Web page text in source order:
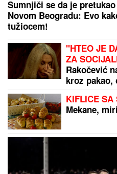
JOŠ JEDNA DETONACIJA
traga za počiniocem
"ŽIVOT
SVOG"
posebnim
"GROBARI"